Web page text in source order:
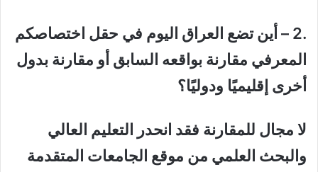
.
2
– أين تضع العراق اليوم في حقل اختصاصكم
المعرفي مقارنة بواقعه السابق أو مقارنة بدول
أخرى إقليميًا ودوليًا؟
لا مجال للمقارنة فقد انحدر التعليم العالي
والبحث العلمي من موقع الجامعات المتقدمة